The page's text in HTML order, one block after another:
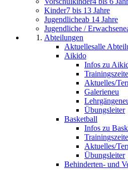
Kinder7 bis 13 Jahre
Jugendlicheab 14 Jahre
Jugendliche / Erwachsene
Abteilungen
Aktuellesalle
Aikido
Infos zu
Aktuelles/
Galerieneu
Lehrgänge
Übungsleiter
Basketball
Infos zu
Aktuelles/
Übungsleiter
Behinderten- und